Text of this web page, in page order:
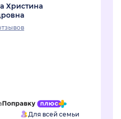
Христина
Для всей семьи